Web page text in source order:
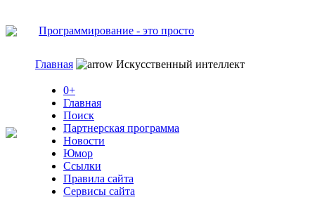
Программирование - это просто
Главная Искусственный интеллект
0+
Главная
Поиск
Партнерская программа
Новости
Юмор
Ссылки
Правила сайта
Сервисы сайта